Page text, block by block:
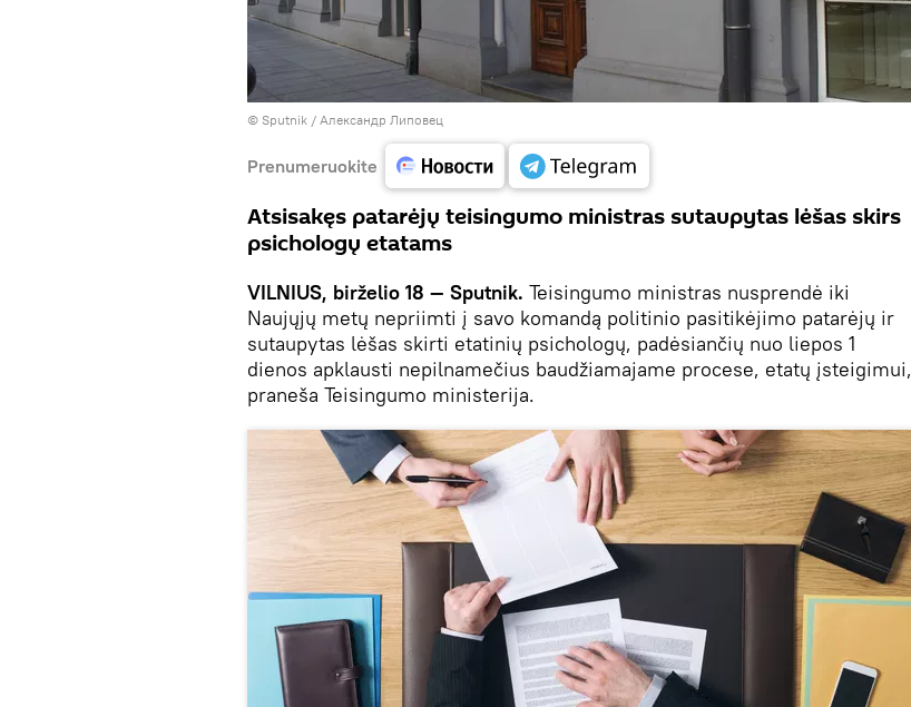
© Sputnik / Александр Липовец
Prenumeruokite
Atsisakęs patarėjų teisingumo ministras sutaupytas lėšas skirs
psichologų etatams
VILNIUS, birželio 18 — Sputnik. Teisingumo ministras nusprendė iki
Naujųjų metų nepriimti į savo komandą politinio pasitikėjimo patarėjų ir
sutaupytas lėšas skirti etatinių psichologų, padėsiančių nuo liepos 1
dienos apklausti nepilnamečius baudžiamajame procese, etatų įsteigimui,
praneša Teisingumo ministerija.